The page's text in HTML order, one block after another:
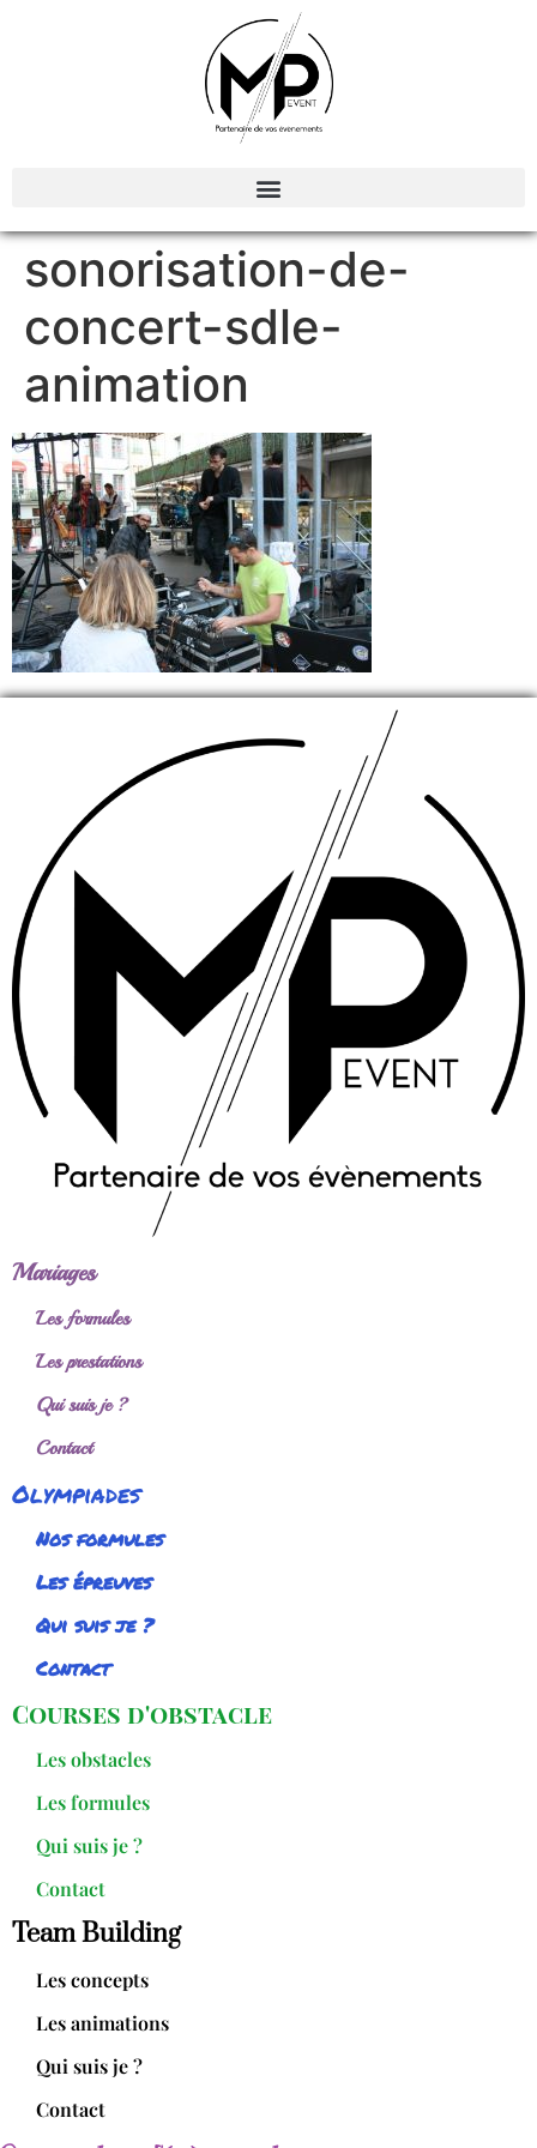
sonorisation-de-
concert-sdle-
animation
Mariages
Les formules
Les prestations
Qui suis je ?
Contact
Olympiades
Nos formules
Les épreuves
Qui suis je ?
Contact
Courses d'obstacle
Les obstacles
Les formules
Qui suis je ?
Contact
Team Building
Les concepts
Les animations
Qui suis je ?
Contact